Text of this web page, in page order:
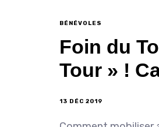
BÉNÉVOLES
Foin du
Tour » !
13 DÉC 2019